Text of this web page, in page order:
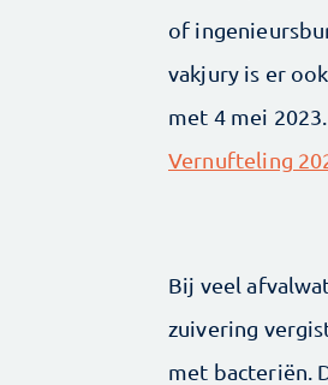
of
vakjury is er
met 4 mei
Vernufteling
Bij veel
zuivering
met bacteriën.